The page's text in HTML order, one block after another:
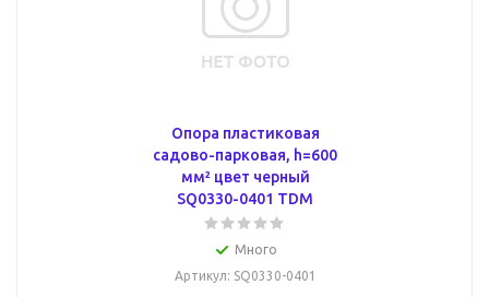
Опора пластиковая
садово-парковая, h=600
мм² цвет черный
SQ0330-0401 TDM
Много
Артикул: SQ0330-0401